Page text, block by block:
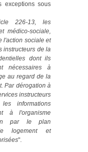
exceptions sous
226-13, les
médico-sociale,
l'action sociale et
instructeurs de la
dont ils
nécessaires à
au regard de la
Par dérogation à
instructeurs
informations
à l'organisme
par le plan
logement et
".